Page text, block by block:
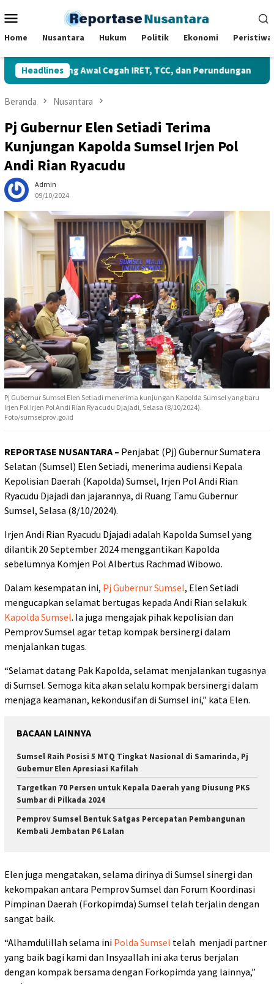
ke
Mobile
Home Nusantara Hukum Politik Ekonomi Peristiwa
Headlines
Benteng Awal Cegah IRET, TCC, dan Perundungan
Beranda Nusantara
Pj Gubernur Elen Setiadi Terima
Kunjungan Kapolda Sumsel Irjen Pol
Andi Rian Ryacudu
Admin
09/10/2024
Pj Gubernur Sumsel Elen Setiadi menerima kunjungan Kapolda Sumsel yang baru
Irjen Pol Irjen Pol Andi Rian Ryacudu Djajadi, Selasa (8/10/2024).
Foto/sumselprov.go.id
REPORTASE NUSANTARA – Penjabat (Pj) Gubernur Sumatera
Selatan (Sumsel) Elen Setiadi, menerima audiensi Kepala
Kepolisian Daerah (Kapolda) Sumsel, Irjen Pol Andi Rian
Ryacudu Djajadi dan jajarannya, di Ruang Tamu Gubernur
Sumsel, Selasa (8/10/2024).
Irjen Andi Rian Ryacudu Djajadi adalah Kapolda Sumsel yang
dilantik 20 September 2024 menggantikan Kapolda
sebelumnya Komjen Pol Albertus Rachmad Wibowo.
Dalam kesempatan ini, Pj Gubernur Sumsel, Elen Setiadi
mengucapkan selamat bertugas kepada Andi Rian selakuk
Kapolda Sumsel. Ia juga mengajak pihak kepolisian dan
Pemprov Sumsel agar tetap kompak bersinergi dalam
menjalankan tugas.
“Selamat datang Pak Kapolda, selamat menjalankan tugasnya
di Sumsel. Semoga kita akan selalu kompak bersinergi dalam
menjaga keamanan, kekondusifan di Sumsel ini,” kata Elen.
BACAAN LAINNYA
Sumsel Raih Posisi 5 MTQ Tingkat Nasional di Samarinda, Pj
Gubernur Elen Apresiasi Kafilah
Targetkan 70 Persen untuk Kepala Daerah yang Diusung PKS
Sumbar di Pilkada 2024
Pemprov Sumsel Bentuk Satgas Percepatan Pembangunan
Kembali Jembatan P6 Lalan
Elen juga mengatakan, selama dirinya di Sumsel sinergi dan
kekompakan antara Pemprov Sumsel dan Forum Koordinasi
Pimpinan Daerah (Forkopimda) Sumsel telah terjalin dengan
sangat baik.
“Alhamdulillah selama ini Polda Sumsel telah menjadi partner
yang baik bagi kami dan Insyaallah ini aka terus berjalan
dengan kompak bersama dengan Forkopimda yang lainnya,”